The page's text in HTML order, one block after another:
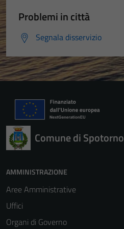
Problemi in città
Segnala disservizio
Comune di Spotorno
AMMINISTRAZIONE
Aree Amministrative
Uffici
Organi di Governo